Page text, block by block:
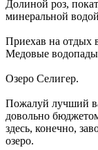
Долиной роз,
минеральной
Приехав на отдых
Медовые
Озеро Селигер.
Пожалуй лучший
довольно
здесь, конечно,
озеро.